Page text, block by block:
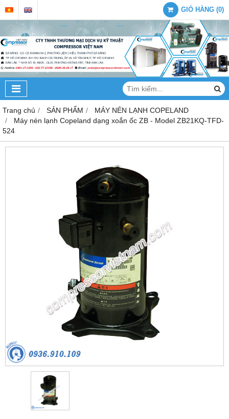
GIỎ HÀNG (0)
Trang chủ SẢN PHẨM
MÁY NÉN LẠNH COPELAND
Máy nén lạnh Copeland dạng xoắn ốc ZB - Model ZB21KQ-TFD-
524